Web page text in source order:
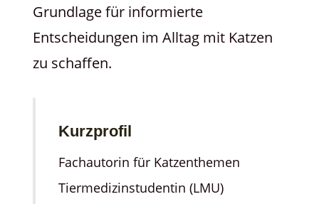
Grundlage für informierte
Entscheidungen im Alltag mit Katzen
zu schaffen.
Kurzprofil
Fachautorin für Katzenthemen
Tiermedizinstudentin (LMU)